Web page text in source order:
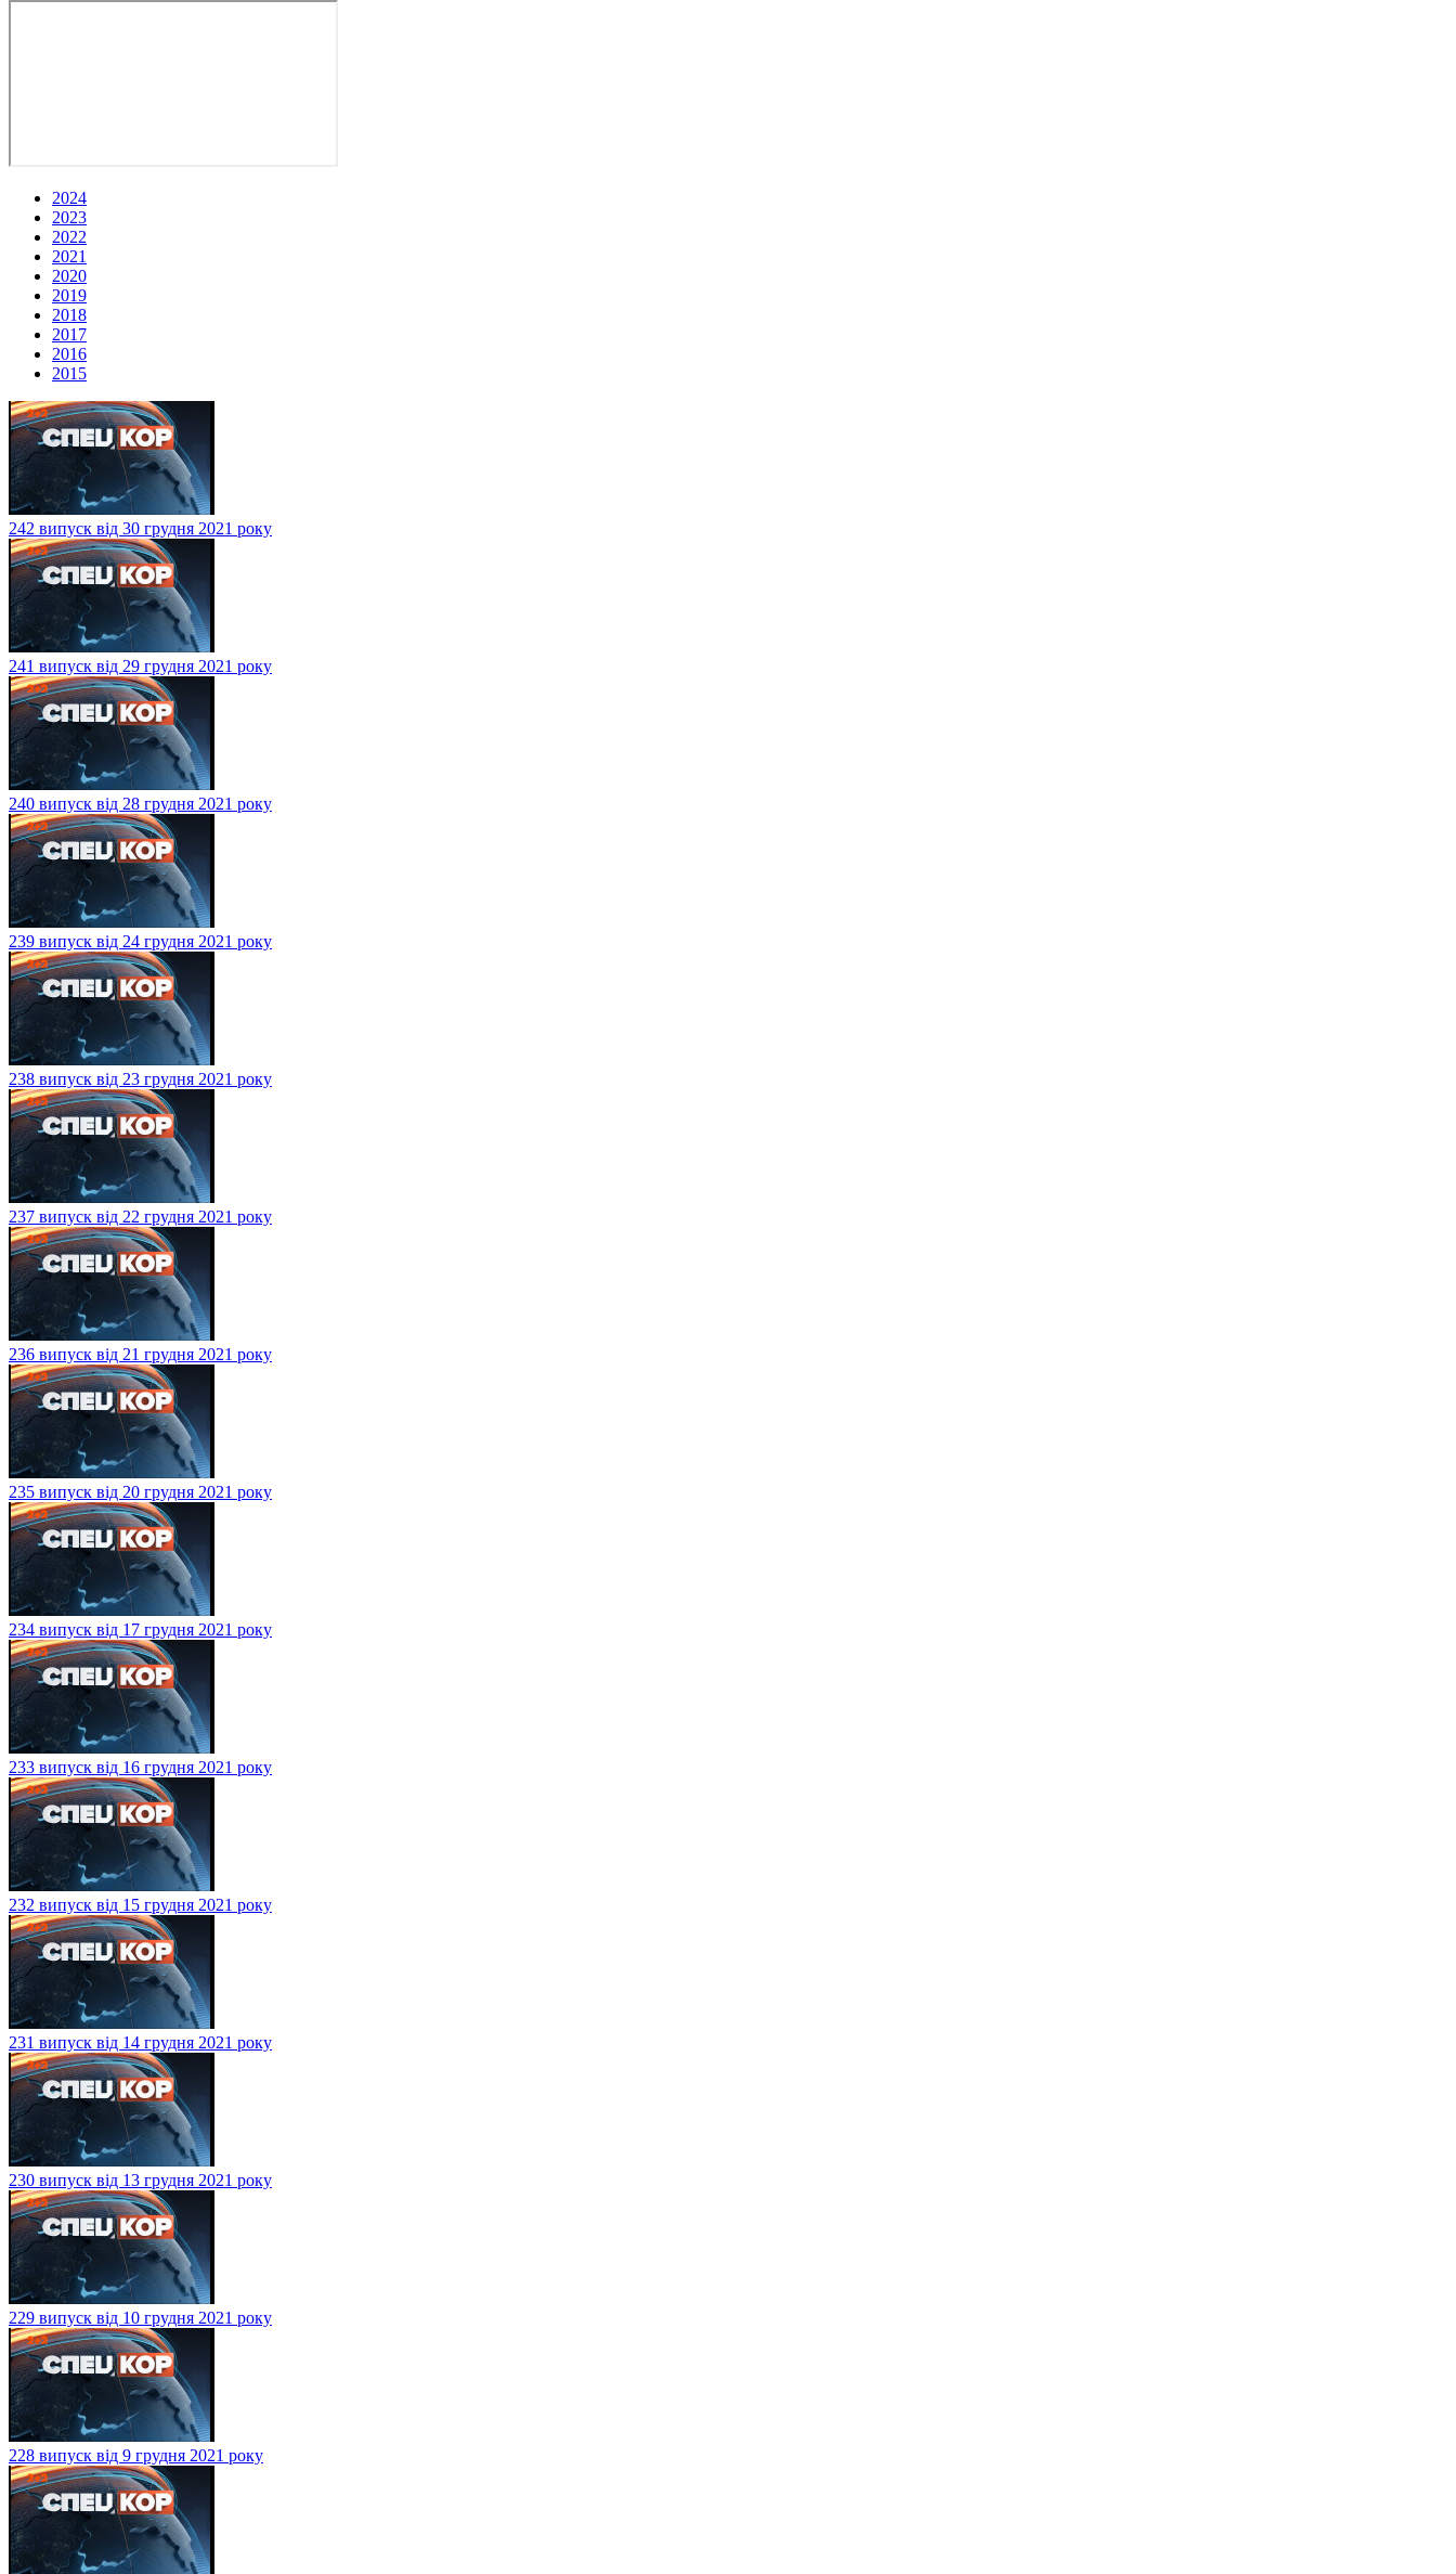
2024
2023
2022
2021
2020
2019
2018
2017
2016
2015
242 випуск від 30 грудня 2021 року
241 випуск від 29 грудня 2021 року
240 випуск від 28 грудня 2021 року
239 випуск від 24 грудня 2021 року
238 випуск від 23 грудня 2021 року
237 випуск від 22 грудня 2021 року
236 випуск від 21 грудня 2021 року
235 випуск від 20 грудня 2021 року
234 випуск від 17 грудня 2021 року
233 випуск від 16 грудня 2021 року
232 випуск від 15 грудня 2021 року
231 випуск від 14 грудня 2021 року
230 випуск від 13 грудня 2021 року
229 випуск від 10 грудня 2021 року
228 випуск від 9 грудня 2021 року